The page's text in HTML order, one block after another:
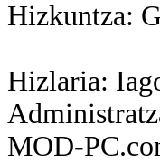
Hizkuntza:
Hizlaria:
MOD-